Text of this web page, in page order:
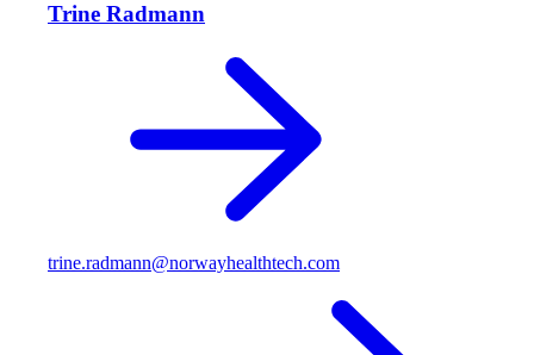
Trine Radmann
trine.radmann@norwayhealthtech.com